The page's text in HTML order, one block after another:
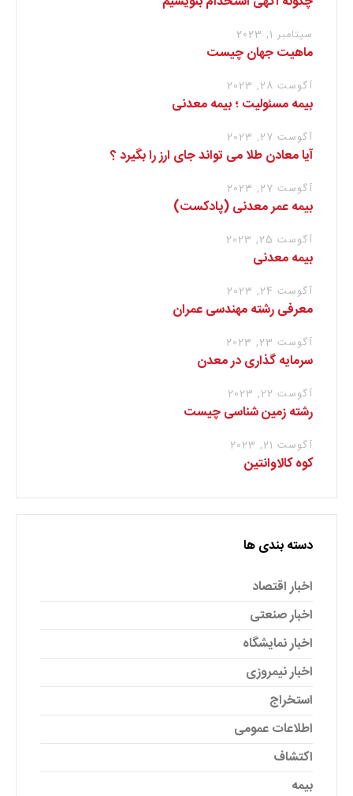
سپتامبر 1, 2023
ماهیت جهان چیست
آگوست 28, 2023
بیمه مسئولیت ؛ بیمه معدنی
آگوست 27, 2023
آیا معادن طلا می تواند جای ارز را بگیرد ؟
آگوست 27, 2023
بیمه عمر معدنی (پادکست)
آگوست 25, 2023
بیمه معدنی
آگوست 24, 2023
معرفی رشته مهندسی عمران
آگوست 23, 2023
سرمایه گذاری در معدن
آگوست 22, 2023
رشته زمین شناسی چیست
آگوست 21, 2023
کوه کالاوانتین
دسته بندی ها
اخبار اقتصاد
اخبار صنعتی
اخبار نمایشگاه
اخبار نیمروزی
استخراج
اطلاعات عمومی
اکتشاف
بیمه